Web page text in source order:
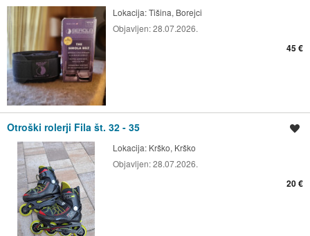
Lokacija:Tišina, Borejci
Objavljen:28.07.2026.
45 €
Otroški rolerji Fila št. 32 - 35
Lokacija: Krško, Krško
Objavljen:28.07.2026.
20 €